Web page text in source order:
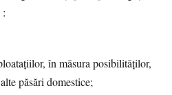
:
în măsura posibilităților,
păsări domestice;